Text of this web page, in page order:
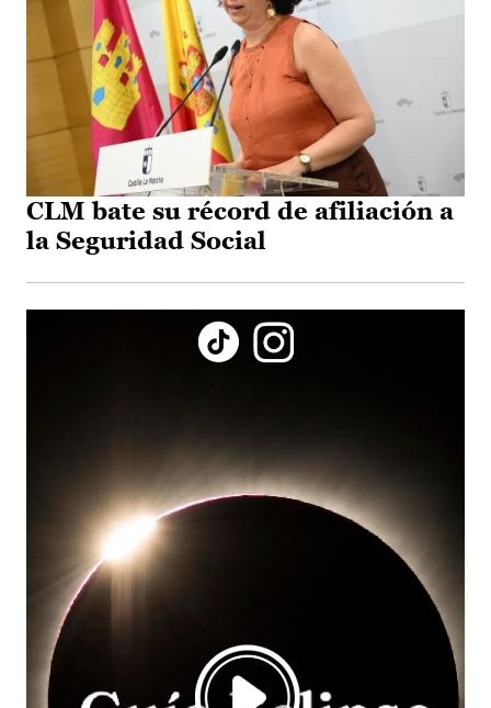
CLM bate su récord de afiliación a
la Seguridad Social